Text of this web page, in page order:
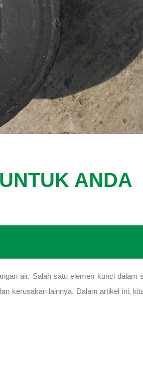
ANDA
air. Salah satu elemen kunci
kerusakan lainnya. Dalam artikel ini,